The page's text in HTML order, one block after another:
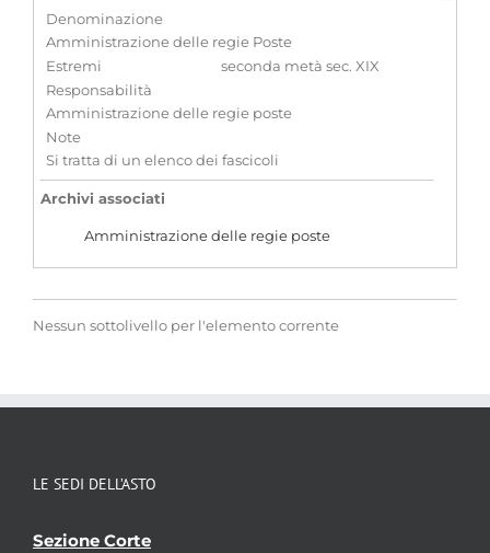
Denominazione
Amministrazione delle regie Poste
Estremi
seconda metà sec. XIX
Responsabilità
Amministrazione delle regie poste
Note
Si tratta di un elenco dei fascicoli
Archivi associati
Amministrazione delle regie poste
Nessun sottolivello per l'elemento corrente
LE SEDI DELL’ASTO
Sezione Corte